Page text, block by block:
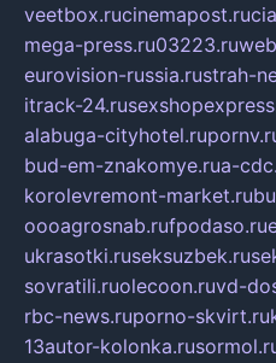
veetbox.rucinemapost.ru
mega-press.ru03223.ru
eurovision-russia.rustrah-
itrack-24.ru
alabuga-cityhotel.ru
bud-em-znakomye.rua-
korolevremont-market.ru
oooagrosnab.rufpodaso.ru
ukrasotki.ruseksuzbek.ru
sovratili.ruolecoon.ruvd-
rbc-news.ruporno-skvirt.ru
13autor-kolonka.ru